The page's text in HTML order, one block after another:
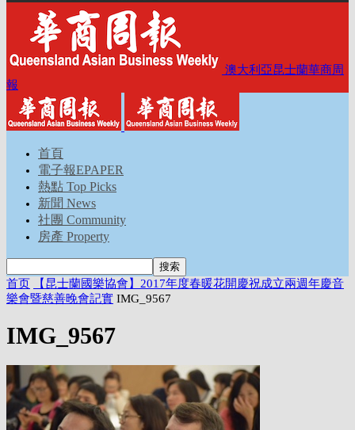
澳大利亞昆士蘭華商周
報
首頁
電子報EPAPER
熱點 Top Picks
新聞 News
社團 Community
房產 Property
首页
【昆士蘭國樂協會】2017年度春暖花開慶祝成立兩週年慶音
樂會暨慈善晚會記實 IMG_9567
IMG_9567